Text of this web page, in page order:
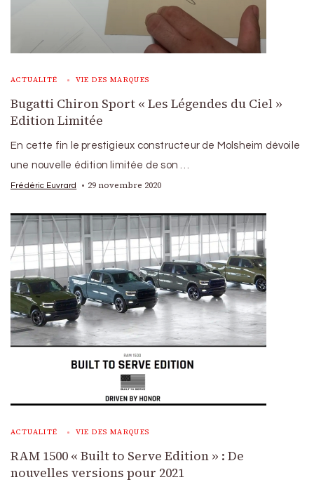
ACTUALITÉ VIE DES MARQUES
Bugatti Chiron Sport « Les Légendes du Ciel »
Edition Limitée
En cette fin le prestigieux constructeur de Molsheim dévoile
une nouvelle édition limitée de son …
Frédéric Euvrard 29 novembre 2020
ACTUALITÉ VIE DES MARQUES
RAM 1500 « Built to Serve Edition » : De
nouvelles versions pour 2021